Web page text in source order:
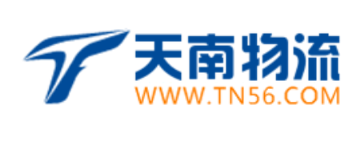
中文字幕一区二区三区四区-综合成
人-青青操在线-一级黄色免费视频-国